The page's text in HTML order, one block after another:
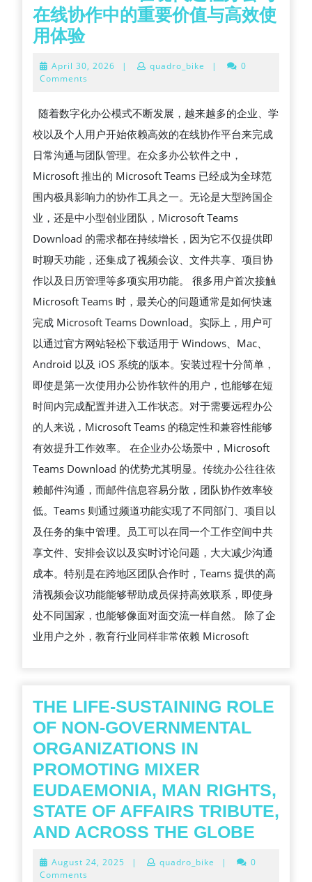
在线协作中的重要价值与高效使
用体验深
解
MICROSOFT
TEAMS
DOWNLOAD
在
现
代
远
程
办
公
与
在
线
协
作
中
的
重
要
价
值
与
高
效
使
用
April 30, 2026 April
| quadro_bike |
0
Comments
随着数字化办公模式不断发展，越来越多的企业、学
校以及个人用户开始依赖高效的在线协作平台来完成
日常沟通与团队管理。在众多办公软件之中，
Microsoft 推出的 Microsoft Teams 已经成为全球范
围内极具影响力的协作工具之一。无论是大型跨国企
业，还是中小型创业团队，Microsoft Teams
Download 的需求都在持续增长，因为它不仅提供即
时聊天功能，还集成了视频会议、文件共享、项目协
作以及日历管理等多项实用功能。 很多用户首次接触
Microsoft Teams 时，最关心的问题通常是如何快速
完成 Microsoft Teams Download。实际上，用户可
以通过官方网站轻松下载适用于 Windows、Mac、
Android 以及 iOS 系统的版本。安装过程十分简单，
即使是第一次使用办公协作软件的用户，也能够在短
时间内完成配置并进入工作状态。对于需要远程办公
的人来说，Microsoft Teams 的稳定性和兼容性能够
有效提升工作效率。 在企业办公场景中，Microsoft
Teams Download 的优势尤其明显。传统办公往往依
赖邮件沟通，而邮件信息容易分散，团队协作效率较
低。Teams 则通过频道功能实现了不同部门、项目以
及任务的集中管理。员工可以在同一个工作空间中共
享文件、安排会议以及实时讨论问题，大大减少沟通
成本。特别是在跨地区团队合作时，Teams 提供的高
清视频会议功能能够帮助成员保持高效联系，即使身
处不同国家，也能够像面对面交流一样自然。 除了企
业用户之外，教育行业同样非常依赖 Microsoft
THE LIFE-SUSTAINING ROLE
OF NON-GOVERNMENTAL
ORGANIZATIONS IN
PROMOTING MIXER
EUDAEMONIA, MAN RIGHTS,
STATE OF AFFAIRS TRIBUTE,
AND ACROSS THE GLOBE
August 24, 2025 August
| quadro_bike |
0
Comments